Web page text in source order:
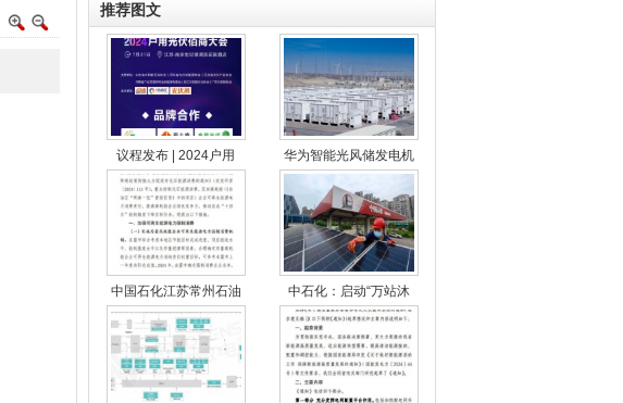
推荐图文
议程发布 | 2024户用 华为智能光风储发电机
中国石化江苏常州石油 中石化：启动“万站沐